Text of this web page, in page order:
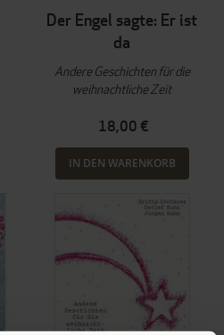
Der Engel sagte: Er ist
da
Andere Geschichten für die
weihnachtliche Zeit
18,00 €
IN DEN WARENKORB